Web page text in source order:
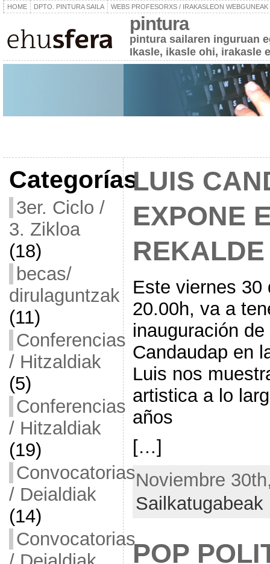
HOME DPTO. PINTURA SAILA WEBS PROFESORXS / IRAKASLEON WEBGUNEAK
pintura
pintura sailaren inguruan
Ikasle, ikasle ohi, irakasle
Categorías
3er. Ciclo /
3. Zikloa
(18)
becas/
dirulaguntzak
(11)
Conferencias
/ Hitzaldiak
(5)
Conferencias
/ Hitzaldiak
(19)
Convocatorias
/ Deialdiak
(14)
Convocatorias
LUIS
EXPONE
REKALDE
Este viernes 30
20.00h, va a
inauguración
Candaudap en
Luis nos
artistica a lo
años
[…]
Noviembre
Sailkatugabeak
POP